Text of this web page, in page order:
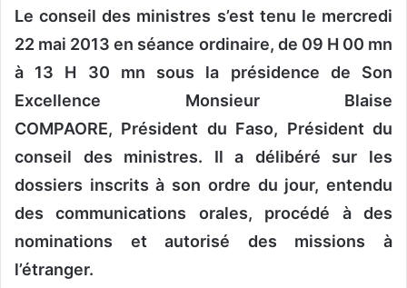
Le conseil des ministres s’est tenu le mercredi
22 mai 2013 en séance ordinaire, de 09 H 00 mn
à 13 H 30 mn sous la présidence de Son
Excellence Monsieur Blaise
COMPAORE, Président du Faso, Président du
conseil des ministres. Il a délibéré sur les
dossiers inscrits à son ordre du jour, entendu
des communications orales, procédé à des
nominations et autorisé des missions à
l’étranger.